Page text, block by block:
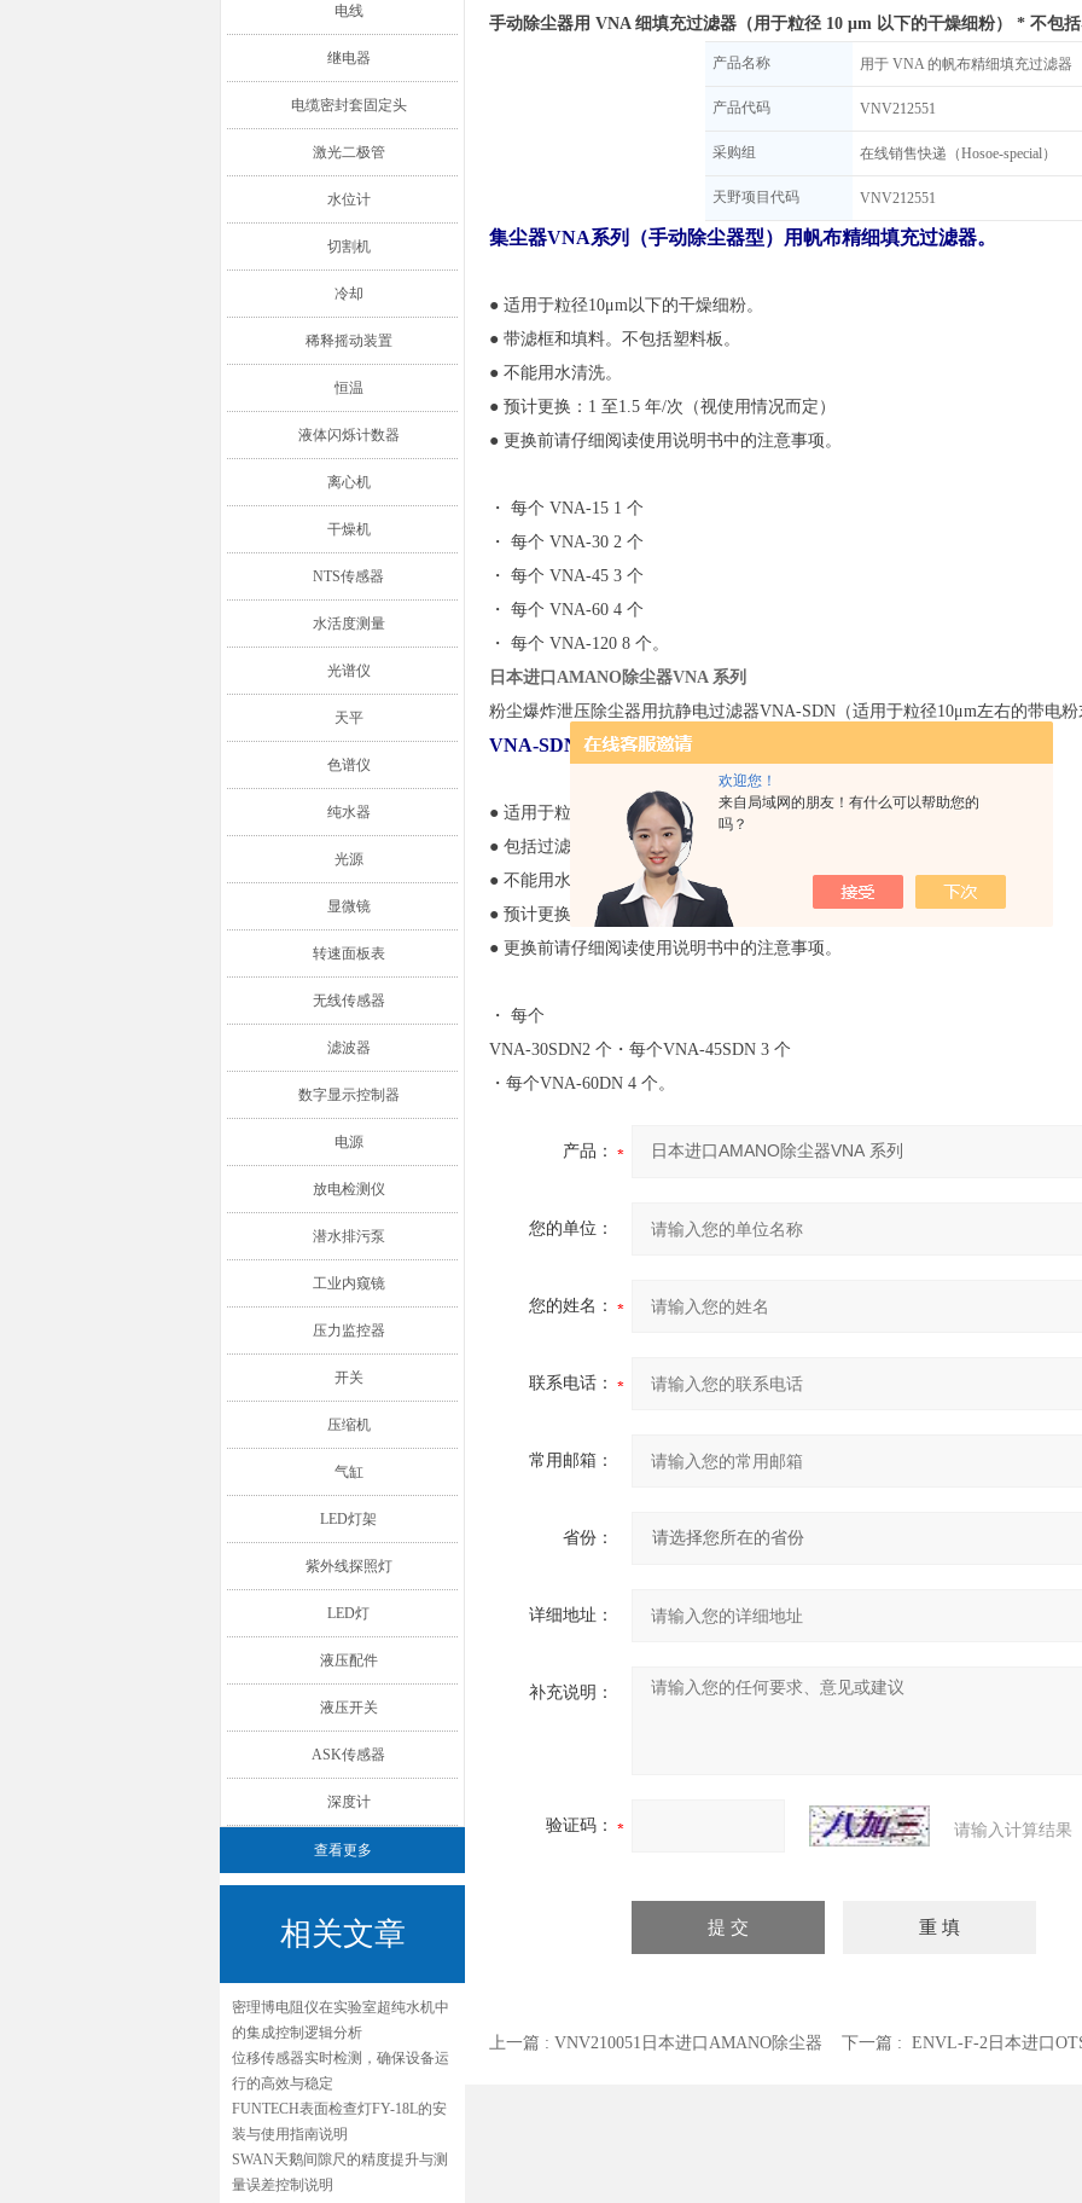
欢迎您！
来自局域网的朋友！有什么可以帮助您的
吗？
电线
继电器
电缆密封套固定头
激光二极管
水位计
切割机
冷却
稀释摇动装置
恒温
液体闪烁计数器
离心机
干燥机
NTS传感器
水活度测量
光谱仪
天平
色谱仪
纯水器
光源
显微镜
转速面板表
无线传感器
滤波器
数字显示控制器
电源
放电检测仪
潜水排污泵
工业内窥镜
压力监控器
开关
压缩机
气缸
LED灯架
紫外线探照灯
LED灯
液压配件
液压开关
ASK传感器
深度计
查看更多
相关文章
密理博电阻仪在实验室超纯水机中
的集成控制逻辑分析
位移传感器实时检测，确保设备运
行的高效与稳定
FUNTECH表面检查灯FY-18L的安
装与使用指南说明
SWAN天鹅间隙尺的精度提升与测
量误差控制说明
手动除尘器用 VNA 细填充过滤器（用于粒径 10 μm 以下的干燥细粉） * 不包
产品名称 用于 VNA 的帆布精细填充过滤器
产品代码 VNV212551
采购组 在线销售快递（Hosoe-special）
天野项目代码 VNV212551
集尘器VNA系列（手动除尘器型）用帆布精细填充过滤器。
● 适用于粒径10μm以下的干燥细粉。
● 带滤框和填料。 不包括塑料板。
● 不能用水清洗。
● 预计更换：1 至1.5 年/次（视使用情况而定）
● 更换前请仔细阅读使用说明书中的注意事项。
・ 每个 VNA-15 1 个
・ 每个 VNA-30 2 个
・ 每个 VNA-45 3 个
・ 每个 VNA-60 4 个
・ 每个 VNA-120 8 个。
日本进口AMANO除尘器VNA 系列
粉尘爆炸泄压除尘器用抗静电过滤器VNA-SDN（适用于粒径10μm左右的带电粉
VNA-SDN系列粉尘爆炸泄压除尘器的抗静电过滤器。
● 适用于粒径约10 μm 的带电粉末。
● 包括过滤器框架/填料、铝板和地线。
● 不能用水清洗。
● 预计更换：1 至1.5 年/次（视使用情况而定）
● 更换前请仔细阅读使用说明书中的注意事项。
・ 每个
VNA-30SDN2 个・每个VNA-45SDN 3 个
・ 每个VNA-60DN 4 个。
产品：
您的单位：
您的姓名：
联系电话：
常用邮箱：
省份：
详细地址：
补充说明：
验证码： 请输入计算结果
上一篇 : VNV210051日本进口AMANO除尘器 下一篇 : ENVL-F-2日本进口